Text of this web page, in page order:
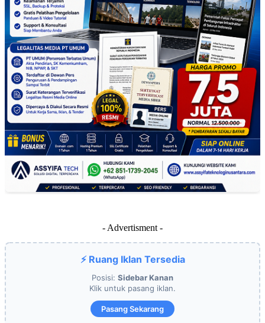
- Advertisment -
⚡ Ruang Iklan Tersedia
Posisi: Sidebar Kanan
Klik untuk pasang iklan.
Pasang Sekarang